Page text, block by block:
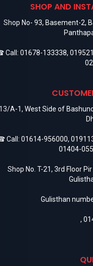
SHOP AND
Shop No- 93, Basement-2,
Call: 01678-133338,
A-1, West Side of
Call: 01614-956000,
01404-
Shop No. T-21, 3rd Floor
Gulisthan
,